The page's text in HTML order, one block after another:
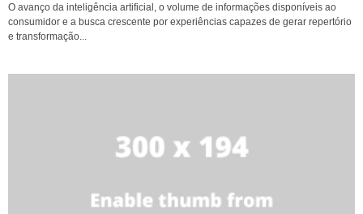
O avanço da inteligência artificial, o volume de informações disponíveis ao
consumidor e a busca crescente por experiências capazes de gerar repertório
e transformação...